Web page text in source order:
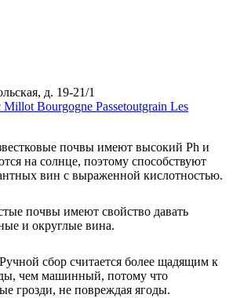
д. 19-21/1
почвы имеют высокий Ph и
на солнце, поэтому способствуют
вин с выраженной кислотностью.
почвы имеют свойство давать
и округлые вина.
сбор считается более щадящим к
чем машинный, потому что
грозди, не повреждая ягоды.